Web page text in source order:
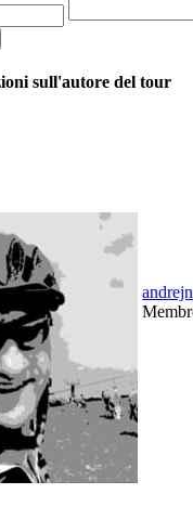
sull'autore del tour